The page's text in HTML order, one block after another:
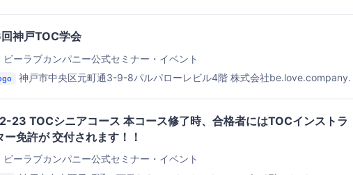
神戸TOC学会
ビーラブカンパニー公式セミナー・イベント
神戸市中央区元町通3-9-8パルパローレビル4階 株式会社be.love.company.
23 TOCシニアコース 本コース修了時、合格者にはTOCインストラ
ー免許が 交付されます！！
ビーラブカンパニー公式セミナー・イベント